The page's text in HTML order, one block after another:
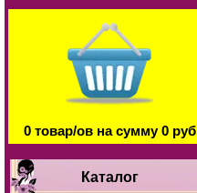
0 товар/ов на сумму 0 руб
Каталог